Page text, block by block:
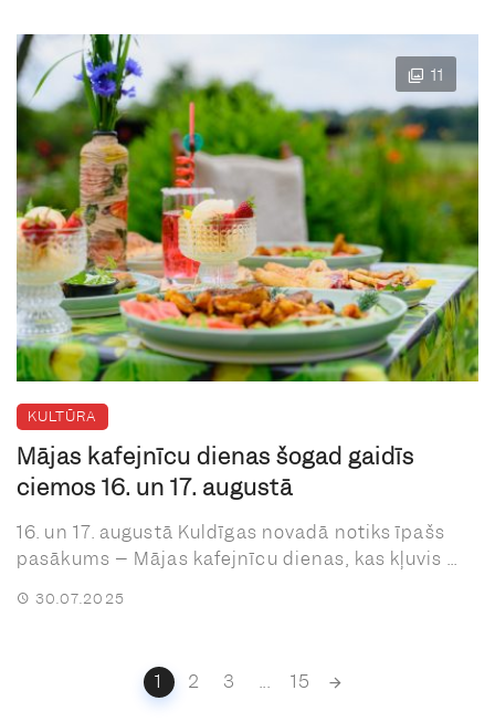
11
KULTŪRA
Mājas kafejnīcu dienas šogad gaidīs
ciemos 16. un 17. augustā
16. un 17. augustā Kuldīgas novadā notiks īpašs
pasākums – Mājas kafejnīcu dienas, kas kļuvis ...
30.07.2025
1 2 3 ... 15